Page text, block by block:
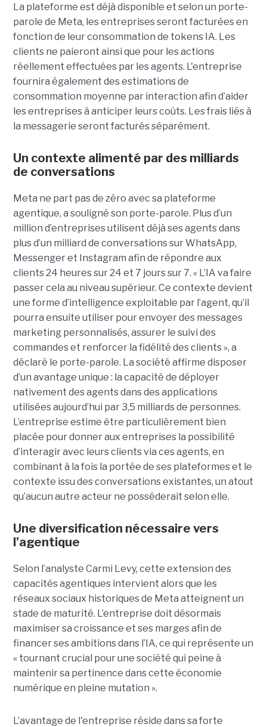
La plateforme est déjà disponible et selon un porte-
parole de Meta, les entreprises seront facturées en
fonction de leur consommation de tokens IA. Les
clients ne paieront ainsi que pour les actions
réellement effectuées par les agents. L'entreprise
fournira également des estimations de
consommation moyenne par interaction afin d’aider
les entreprises à anticiper leurs coûts. Les frais liés à
la messagerie seront facturés séparément.
Un contexte alimenté par des milliards
de conversations
Meta ne part pas de zéro avec sa plateforme
agentique, a souligné son porte-parole. Plus d’un
million d’entreprises utilisent déjà ses agents dans
plus d’un milliard de conversations sur WhatsApp,
Messenger et Instagram afin de répondre aux
clients 24 heures sur 24 et 7 jours sur 7. « L’IA va faire
passer cela au niveau supérieur. Ce contexte devient
une forme d’intelligence exploitable par l’agent, qu’il
pourra ensuite utiliser pour envoyer des messages
marketing personnalisés, assurer le suivi des
commandes et renforcer la fidélité des clients », a
déclaré le porte-parole. La société affirme disposer
d’un avantage unique : la capacité de déployer
nativement des agents dans des applications
utilisées aujourd’hui par 3,5 milliards de personnes.
L’entreprise estime être particulièrement bien
placée pour donner aux entreprises la possibilité
d’interagir avec leurs clients via ces agents, en
combinant à la fois la portée de ses plateformes et le
contexte issu des conversations existantes, un atout
qu’aucun autre acteur ne posséderait selon elle.
Une diversification nécessaire vers
l’agentique
Selon l’analyste Carmi Levy, cette extension des
capacités agentiques intervient alors que les
réseaux sociaux historiques de Meta atteignent un
stade de maturité. L’entreprise doit désormais
maximiser sa croissance et ses marges afin de
financer ses ambitions dans l’IA, ce qui représente un
« tournant crucial pour une société qui peine à
maintenir sa pertinence dans cette économie
numérique en pleine mutation ».
L’avantage de l'entreprise réside dans sa forte